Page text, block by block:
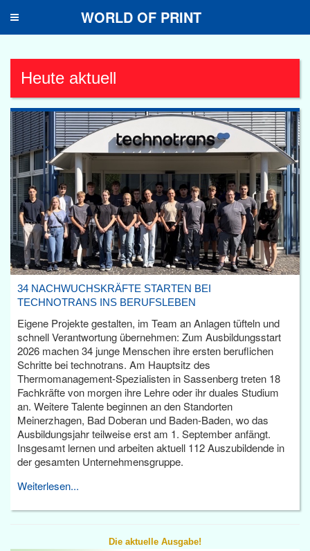
Toggle
WORLD OF PRINT
Heute aktuell
34 NACHWUCHSKRÄFTE STARTEN BEI
TECHNOTRANS INS BERUFSLEBEN
Eigene Projekte gestalten, im Team an Anlagen tüfteln und
schnell Verantwortung übernehmen: Zum Ausbildungsstart
2026 machen 34 junge Menschen ihre ersten beruflichen
Schritte bei technotrans. Am Hauptsitz des
Thermomanagement-Spezialisten in Sassenberg treten 18
Fachkräfte von morgen ihre Lehre oder ihr duales Studium
an. Weitere Talente beginnen an den Standorten
Meinerzhagen, Bad Doberan und Baden-Baden, wo das
Ausbildungsjahr teilweise erst am 1. September anfängt.
Insgesamt lernen und arbeiten aktuell 112 Auszubildende in
der gesamten Unternehmensgruppe.
Weiterlesen...
Die aktuelle Ausgabe!